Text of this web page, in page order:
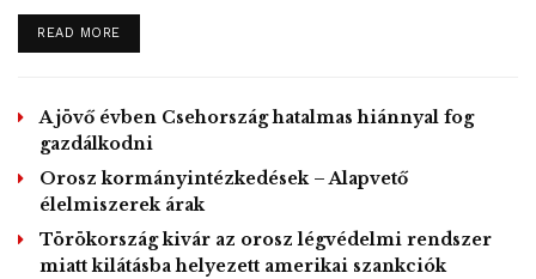
kezdeményezéseket kell támogatnia, ugyanis ez az
mondta.
„A helyi egyházak a támogatások közvetlen célba
juttatásának letéteményesei, a társadalmi béke legerősebb
faktorai. Rajtuk keresztül valósítható meg a helyi
READ MOREDETAILS
A jövő évben Csehország hatalmas hiánnyal fog
gazdálkodni
Orosz kormányintézkedések – Alapvető
élelmiszerek árak
Törökország kivár az orosz légvédelmi rendszer
miatt kilátásba helyezett amerikai szankciók